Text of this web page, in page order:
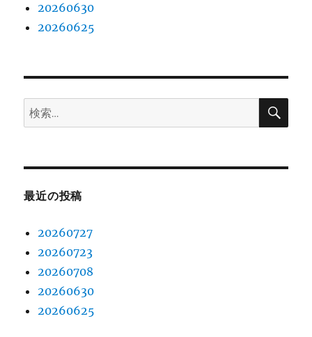
20260630
20260625
検
索:
検
最近の投稿
20260727
20260723
20260708
20260630
20260625